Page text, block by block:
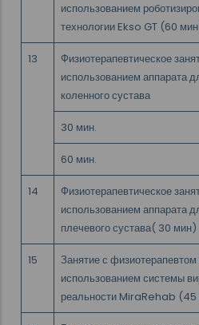
использованием
технологии Ekso GT (60
13
Физиотерапевтическое
использованием аппарата
коленного сустава
30 мин.
60 мин.
14
Физиотерапевтическое
использованием аппарата
плечевого сустава( 30 мин)
15
Занятие с физиотерапевтом
использованием системы
реальности MiraRehab